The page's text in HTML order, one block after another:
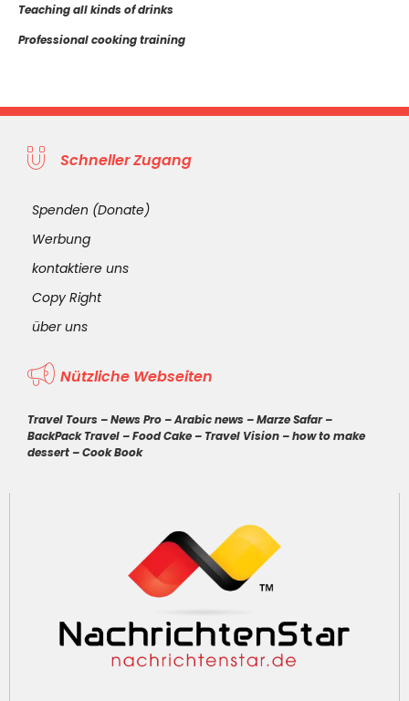
Teaching all kinds of drinks
Professional cooking training
Schneller Zugang
Spenden (Donate)
Werbung
kontaktiere uns
Copy Right
über uns
Nützliche Webseiten
Travel Tours –News Pro –Arabic news –Marze Safar–
BackPack Travel –Food Cake – Travel Vision –how to make
dessert –Cook Book